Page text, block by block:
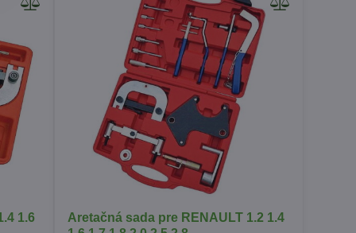
1.6
Aretačná sada pre RENAULT 1.2 1.4